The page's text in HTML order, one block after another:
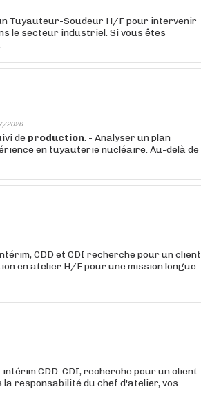
Tuyauteur-Soudeur H/F pour intervenir
le secteur industriel. Si vous êtes
2026
de production. - Analyser un plan
en tuyauterie nucléaire. Au-delà de
CDD et CDI recherche pour un client
en atelier H/F pour une mission longue
CDD-CDI, recherche pour un client
responsabilité du chef d'atelier, vos